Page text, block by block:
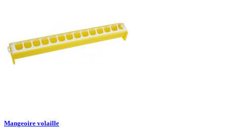
Mangeoire volaille